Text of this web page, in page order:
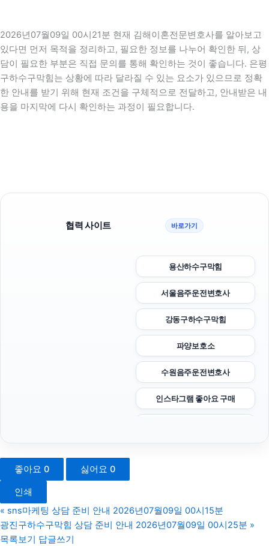
2026년07월09일 00시21분 현재 김해이혼전문변호사를 알아보고
있다면 먼저 목적을 정리하고, 필요한 정보를 나누어 확인한 뒤, 상
담이 필요한 부분은 직접 문의를 통해 확인하는 것이 좋습니다. 은평
구하수구막힘는 상황에 따라 달라질 수 있는 요소가 있으므로 정확
한 안내를 받기 위해 현재 조건을 구체적으로 전달하고, 안내받은 내
용을 마지막에 다시 확인하는 과정이 필요합니다.
협력 사이트 바로가기
용산하수구막힘
서울음주운전변호사
강동구하수구막힘
파양보호소
수원음주운전변호사
인스타그램 좋아요 구매
수원법무법인
sns마케팅
좋아요 0 싫어요 0
인쇄
« sns마케팅 상담 준비 안내 2026년07월09일 00시15분
광진구하수구막힘 상담 준비 안내 2026년07월09일 00시25분 »
목록보기
답글쓰기